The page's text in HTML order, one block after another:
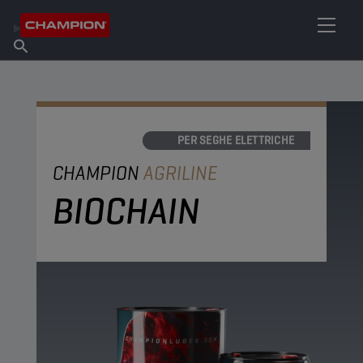
Informazioni su Champion
Trova un punto vendita
OLI PER SEGHE ELETTRICHE
CHAMPIONAGRILINE
BIOCHAIN